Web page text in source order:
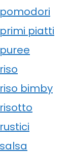
piatti
bimby